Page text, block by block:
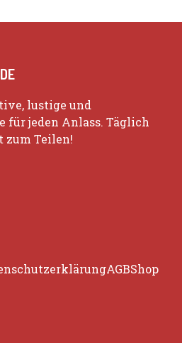
lustige und
für jeden Anlass. Täglich
zum Teilen!
AGBShop